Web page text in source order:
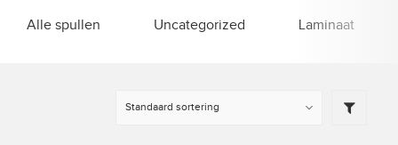
Alle spullen Uncategorized Laminaat